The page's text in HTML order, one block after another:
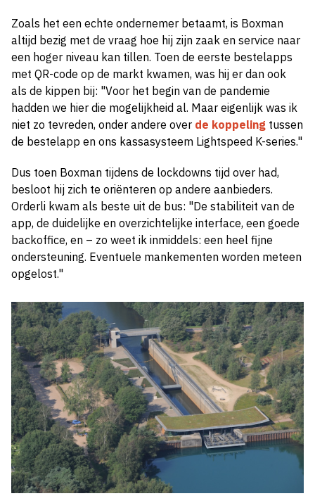
Zoals het een echte ondernemer betaamt, is Boxman
altijd bezig met de vraag hoe hij zijn zaak en service naar
een hoger niveau kan tillen. Toen de eerste bestelapps
met QR-code op de markt kwamen, was hij er dan ook
als de kippen bij: "Voor het begin van de pandemie
hadden we hier die mogelijkheid al. Maar eigenlijk was ik
niet zo tevreden, onder andere over de koppeling tussen
de bestelapp en ons kassasysteem Lightspeed K-series."
Dus toen Boxman tijdens de lockdowns tijd over had,
besloot hij zich te oriënteren op andere aanbieders.
Orderli kwam als beste uit de bus: "De stabiliteit van de
app, de duidelijke en overzichtelijke interface, een goede
backoffice, en – zo weet ik inmiddels: een heel fijne
ondersteuning. Eventuele mankementen worden meteen
opgelost."